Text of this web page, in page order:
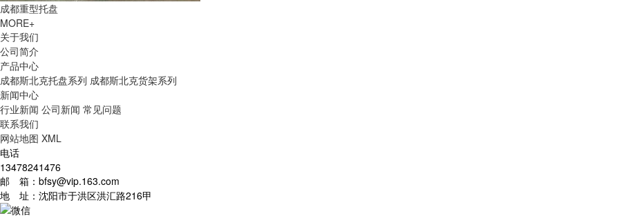
成都重型托盘
MORE+
关于我们
公司简介
产品中心
成都斯北克托盘系列 成都斯北克货架系列
新闻中心
行业新闻 公司新闻 常见问题
联系我们
网站地图 XML
电话
13478241476
邮 箱：bfsy@vip.163.com
地 址：沈阳市于洪区洪汇路216甲